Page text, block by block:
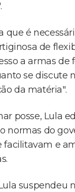
que é
de
a armas de
se discute
da matéria".
posse, Lula
normas do
facilitavam e
suspendeu